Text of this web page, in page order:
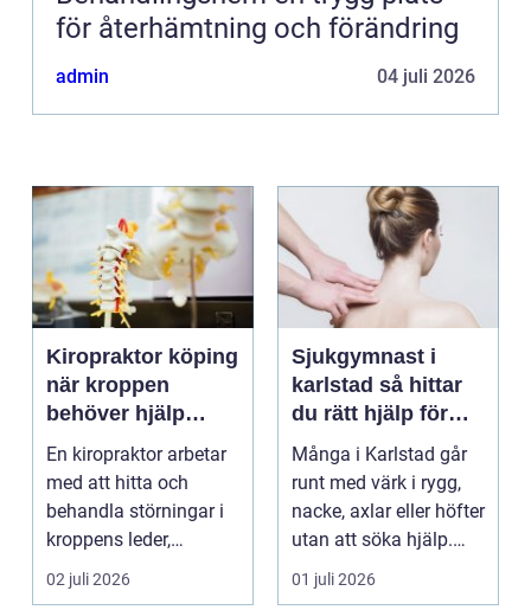
för återhämtning och förändring
admin 04 juli 2026
Kiropraktor köping
när kroppen
behöver hjälp
tillbaka
En kiropraktor arbetar
med att hitta och
behandla störningar i
kroppens leder,
muskler och
nervsyste...
02 juli 2026
Sjukgymnast i
karlstad så hittar
du rätt hjälp för
kroppen
Många i Karlstad går
runt med värk i rygg,
nacke, axlar eller höfter
utan att söka hjälp.
Andra har ...
01 juli 2026